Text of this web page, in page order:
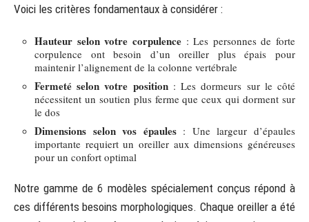
Voici les critères fondamentaux à considérer :
Hauteur selon votre corpulence: Les personnes de forte
corpulence ont besoin d’un oreiller plus épais pour
maintenir l’alignement de la colonne vertébrale
Fermeté selon votre position: Les dormeurs sur le côté
nécessitent un soutien plus ferme que ceux qui dorment sur
le dos
Dimensions selon vos épaules: Une largeur d’épaules
importante requiert un oreiller aux dimensions généreuses
pour un confort optimal
Notre gamme de 6 modèles spécialement conçus répond à
ces différents besoins morphologiques. Chaque oreiller a été